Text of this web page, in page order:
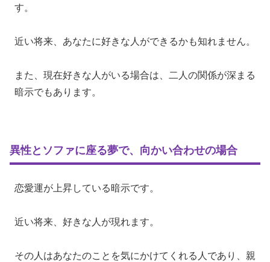
す。
近い将来、あなたに好きな人ができるかも知れません。
また、現在好きな人がいる場合は、二人の関係が深まる
暗示でもあります。
異性とソファに座る夢で、向かい合わせの場合
恋愛運が上昇している暗示です。
近い将来、好きな人が現れます。
その人はあなたのことを気にかけてくれる人であり、親